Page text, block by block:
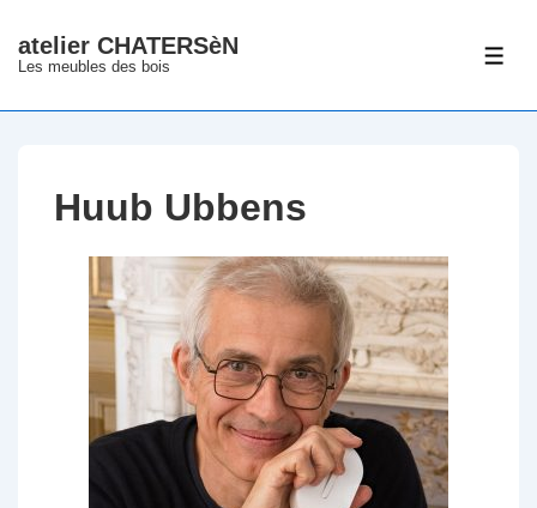
passer
contenu
atelier CHATERSèN
Les meubles des bois
Huub Ubbens